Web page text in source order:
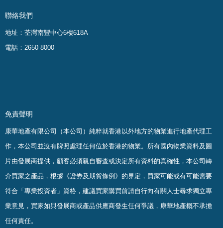
聯絡我們
地址：荃灣南豐中心6樓618A
電話：2650 8000
免責聲明
康華地產有限公司（本公司）純粹就香港以外地方的物業進行地產代理工
作，本公司並沒有牌照處理任何位於香港的物業。 所有國內物業資料及圖
片由發展商提供，顧客必須親自審查或決定所有資料的真確性 ， 本公司轉
介買家之產品，根據《證劵及期貨條例》的界定，買家可能或有可能需要
符合「專業投資者」資格，建議買家購買前請自行向有關人士尋求獨立專
業意見，買家如與發展商或產品供應商發生任何爭議，康華地產概不承擔
任何責任。